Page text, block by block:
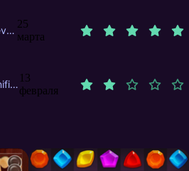
Veylevas
25
марта
MagnificentMrFox
13
февраля